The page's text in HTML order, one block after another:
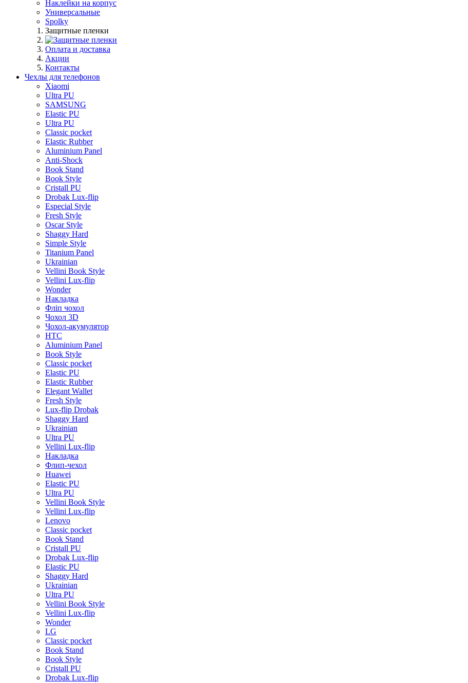
Наклейки на корпус
Универсальные
Spolky
Защитные пленки
Оплата и доставка
Акции
Контакты
Чехлы для телефонов
Xiaomi
Ultra PU
SAMSUNG
Elastic PU
Ultra PU
Classic pocket
Elastic Rubber
Aluminium Panel
Anti-Shock
Book Stand
Book Style
Cristall PU
Drobak Lux-flip
Especial Style
Fresh Style
Oscar Style
Shaggy Hard
Simple Style
Titanium Panel
Ukrainian
Vellini Book Style
Vellini Lux-flip
Wonder
Накладка
Фліп чохол
Чохол 3D
Чохол-акумулятор
HTC
Aluminium Panel
Book Style
Classic pocket
Elastic PU
Elastic Rubber
Elegant Wallet
Fresh Style
Lux-flip Drobak
Shaggy Hard
Ukrainian
Ultra PU
Vellini Lux-flip
Накладка
Флип-чехол
Huawei
Elastic PU
Ultra PU
Vellini Book Style
Vellini Lux-flip
Lenovo
Classic pocket
Book Stand
Cristall PU
Drobak Lux-flip
Elastic PU
Shaggy Hard
Ukrainian
Ultra PU
Vellini Book Style
Vellini Lux-flip
Wonder
LG
Classic pocket
Book Stand
Book Style
Cristall PU
Drobak Lux-flip